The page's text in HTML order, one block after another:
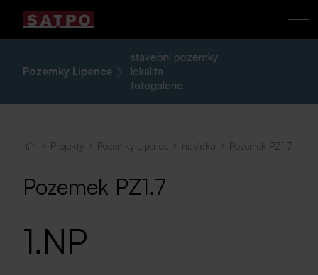
Pozemky Lipence
stavební pozemky
lokalita
fotogalerie
Projekty Pozemky Lipence nabídka Pozemek PZ1.7
Pozemek PZ1.7
1.NP